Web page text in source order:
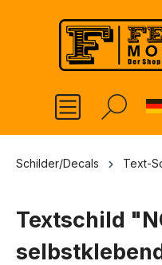
springen
Schilder/Decals Text-
Textschild